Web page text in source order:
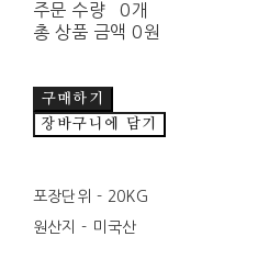
주문 수량
0개
총 상품 금액 0원
구매하기
장바구니에 담기
포장단위 - 20KG
원산지 - 미국산